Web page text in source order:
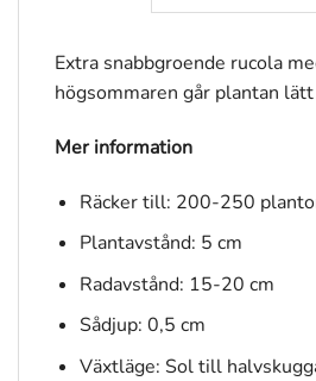
Extra snabbgroende rucola
högsommaren går plantan
Mer information
Räcker till: 200-250
Plantavstånd: 5 cm
Radavstånd: 15-20 cm
Sådjup: 0,5 cm
Växtläge: Sol till